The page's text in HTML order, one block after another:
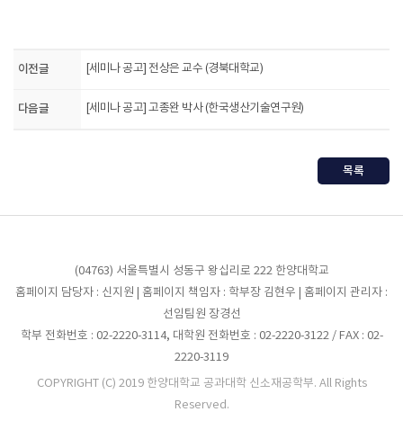
이전글 [세미나 공고] 전상은 교수 (경북대학교)
다음글 [세미나 공고] 고종완 박사 (한국생산기술연구원)
목록
(04763) 서울특별시 성동구 왕십리로 222 한양대학교
홈페이지 담당자 : 신지원 | 홈페이지 책임자 : 학부장 김현우 | 홈페이지 관리자 :
선임팀원 장경선
학부 전화번호 : 02-2220-3114, 대학원 전화번호 : 02-2220-3122 / FAX : 02-
2220-3119
COPYRIGHT (C) 2019 한양대학교 공과대학 신소재공학부. All Rights
Reserved.